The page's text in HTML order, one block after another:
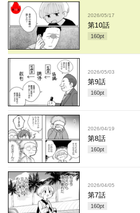
2026/05/17
第10話
160pt
2026/05/03
第9話
160pt
2026/04/19
第8話
160pt
2026/04/05
第7話
160pt